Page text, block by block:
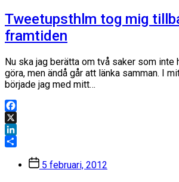
Tweetupsthlm tog mig
framtiden
Nu ska jag berätta om två saker som inte
göra, men ändå går att länka samman. I
började jag med mitt…
Facebook
X
LinkedIn
Inläggsdatum
5 februari, 2012